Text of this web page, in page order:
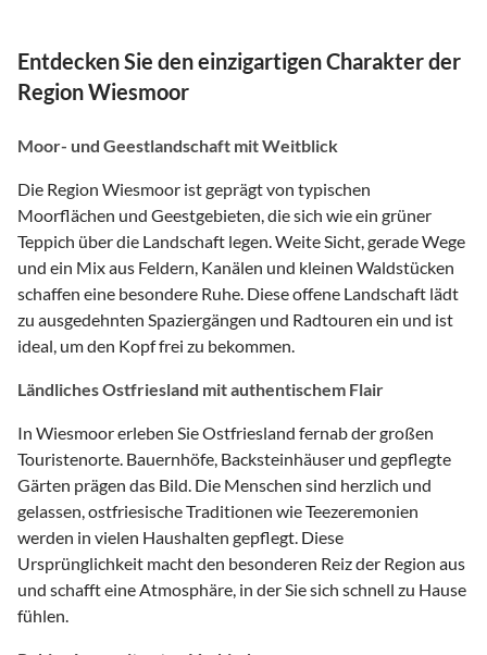
Entdecken Sie den einzigartigen Charakter der
Region Wiesmoor
Moor- und Geestlandschaft mit Weitblick
Die Region Wiesmoor ist geprägt von typischen
Moorflächen und Geestgebieten, die sich wie ein grüner
Teppich über die Landschaft legen. Weite Sicht, gerade Wege
und ein Mix aus Feldern, Kanälen und kleinen Waldstücken
schaffen eine besondere Ruhe. Diese offene Landschaft lädt
zu ausgedehnten Spaziergängen und Radtouren ein und ist
ideal, um den Kopf frei zu bekommen.
Ländliches Ostfriesland mit authentischem Flair
In Wiesmoor erleben Sie Ostfriesland fernab der großen
Touristenorte. Bauernhöfe, Backsteinhäuser und gepflegte
Gärten prägen das Bild. Die Menschen sind herzlich und
gelassen, ostfriesische Traditionen wie Teezeremonien
werden in vielen Haushalten gepflegt. Diese
Ursprünglichkeit macht den besonderen Reiz der Region aus
und schafft eine Atmosphäre, in der Sie sich schnell zu Hause
fühlen.